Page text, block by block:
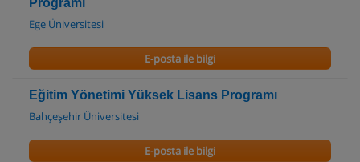
Programı
Ege Üniversitesi
E-posta ile bilgi
Eğitim Yönetimi Yüksek Lisans Programı
Bahçeşehir Üniversitesi
E-posta ile bilgi